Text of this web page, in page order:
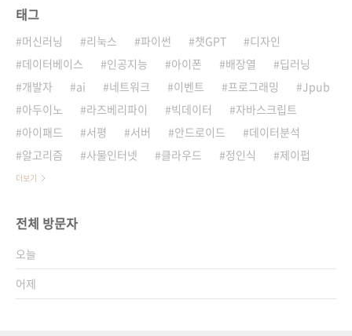
태그
머신러닝 리눅스 파이썬 챗GPT
디자인
데이터베이스
인공지능 아이폰 배장열
딥러닝
개발자
ai 네트워크 이벤트 프로그래밍
Jpub
아두이노
라즈베리파이 빅데이터
자바스크립트
아이패드
서평 서버 안드로이드
데이터분석
알고리즘
사물인터넷 클라우드 정인식 제이펍
더보기
전체 방문자
오늘
어제